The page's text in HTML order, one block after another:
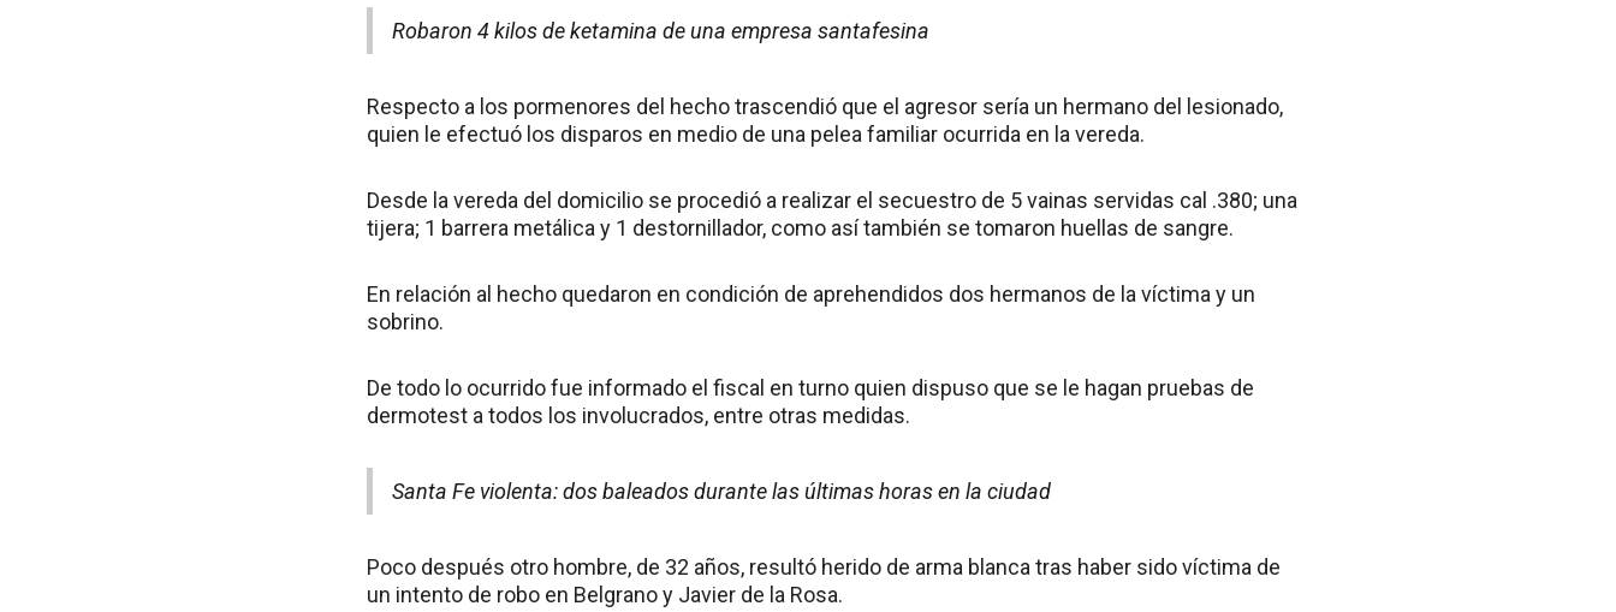
Robaron 4 kilos de ketamina de una empresa santafesina
Respecto a los pormenores del hecho trascendió que el agresor sería un hermano del lesionado,
quien le efectuó los disparos en medio de una pelea familiar ocurrida en la vereda.
Desde la vereda del domicilio se procedió a realizar el secuestro de 5 vainas servidas cal .380; una
tijera; 1 barrera metálica y 1 destornillador, como así también se tomaron huellas de sangre.
En relación al hecho quedaron en condición de aprehendidos dos hermanos de la víctima y un
sobrino.
De todo lo ocurrido fue informado el fiscal en turno quien dispuso que se le hagan pruebas de
dermotest a todos los involucrados, entre otras medidas.
Santa Fe violenta: dos baleados durante las últimas horas en la ciudad
Poco después otro hombre, de 32 años, resultó herido de arma blanca tras haber sido víctima de
un intento de robo en Belgrano y Javier de la Rosa.